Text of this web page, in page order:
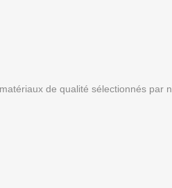
de qualité sélectionnés par